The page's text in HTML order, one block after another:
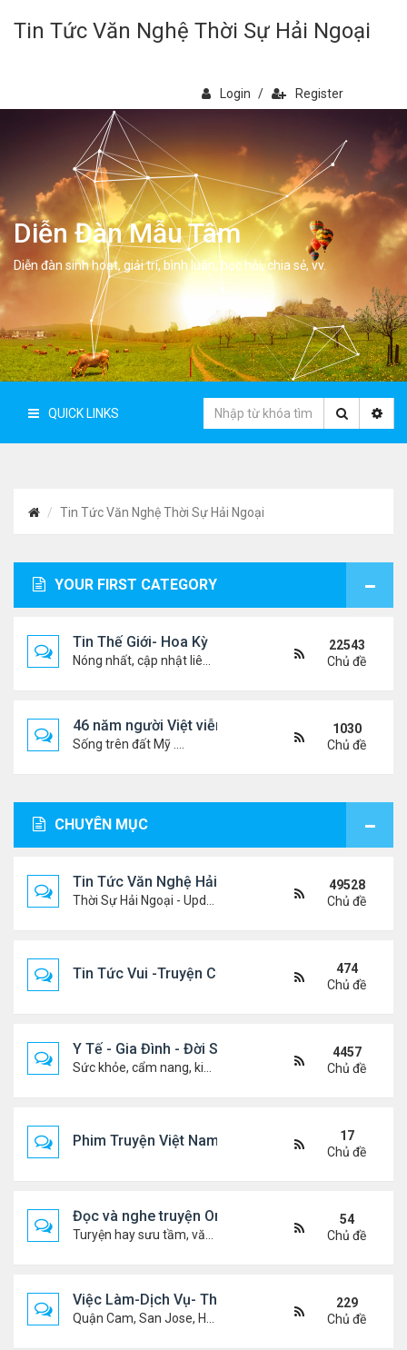
Tin Tức Văn Nghệ Thời Sự Hải Ngoại
Login / Register
Diễn Đàn Mẫu Tâm
Diễn đàn sinh hoạt, giải trí, bình luân, học hỏi, chia sẻ, vv.
QUICK LINKS
Tin Tức Văn Nghệ Thời Sự Hải Ngoại
YOUR FIRST CATEGORY
Tin Thế Giới- Hoa Kỳ
22543
Chủ đề
46 năm người Việt viễn xứ
Sống trên đất Mỹ ....
1030
Chủ đề
CHUYÊN MỤC
Tin Tức Văn Nghệ Hải Ngoại
49528
Chủ đề
Tin Tức Vui -Truyện Cười- Video Hài
474
Chủ đề
Y Tế - Gia Đình - Đời Sống
4457
Chủ đề
Phim Truyện Việt Nam Online
17
Chủ đề
Đọc và nghe truyện Online
54
Chủ đề
Việc Làm-Dịch Vụ- Thuê Nhà
229
Chủ đề